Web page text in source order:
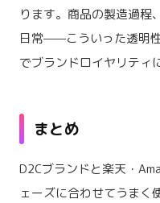
ります。商品の製造過程
日常——こういった透明
でブランドロイヤリティ
まとめ
D2Cブランドと楽天・
ェーズに合わせてうまく